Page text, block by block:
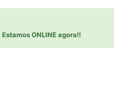
Estamos ONLINE agora!!